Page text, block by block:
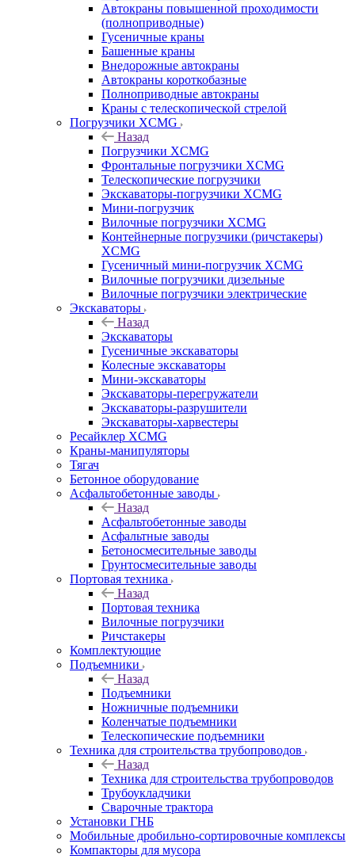
Автокраны повышенной проходимости
(полноприводные)
Гусеничные краны
Башенные краны
Внедорожные автокраны
Автокраны короткобазные
Полноприводные автокраны
Краны с телескопической стрелой
Погрузчики XCMG
Назад
Погрузчики XCMG
Фронтальные погрузчики XCMG
Телескопические погрузчики
Экскаваторы-погрузчики XCMG
Мини-погрузчик
Вилочные погрузчики XCMG
Контейнерные погрузчики (ричстакеры)
XCMG
Гусеничный мини-погрузчик XCMG
Вилочные погрузчики дизельные
Вилочные погрузчики электрические
Экскаваторы
Назад
Экскаваторы
Гусеничные экскаваторы
Колесные экскаваторы
Мини-экскаваторы
Экскаваторы-перегружатели
Экскаваторы-разрушители
Экскаваторы-харвестеры
Ресайклер XCMG
Краны-манипуляторы
Тягач
Бетонное оборудование
Асфальтобетонные заводы
Назад
Асфальтобетонные заводы
Асфальтные заводы
Бетоносмесительные заводы
Грунтосмесительные заводы
Портовая техника
Назад
Портовая техника
Вилочные погрузчики
Ричстакеры
Комплектующие
Подъемники
Назад
Подъемники
Ножничные подъемники
Коленчатые подъемники
Телескопические подъемники
Техника для строительства трубопроводов
Назад
Техника для строительства трубопроводов
Трубоукладчики
Сварочные трактора
Установки ГНБ
Мобильные дробильно-сортировочные комплексы
Компакторы для мусора